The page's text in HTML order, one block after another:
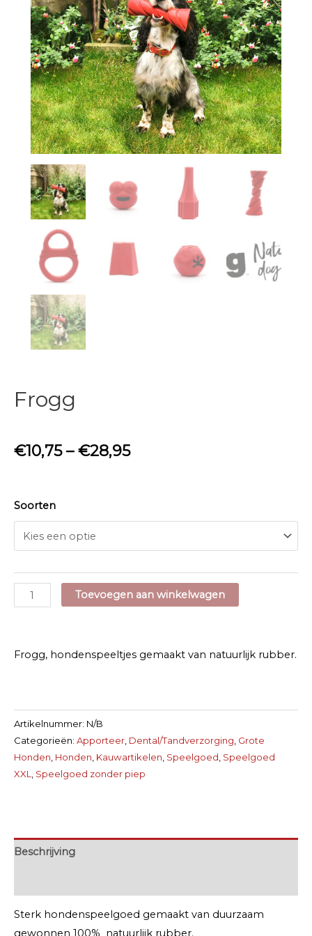
Frogg
€10,75–€28,95
Soorten
Frogg
aantal
Toevoegen aan winkelwagen
Frogg, hondenspeeltjes gemaakt van natuurlijk rubber.
Artikelnummer: N/B
Categorieën: Apporteer Dental/Tandverzorging Grote
Honden Honden Kauwartikelen Speelgoed Speelgoed
XXL
Speelgoed zonder piep
Beschrijving
Sterk hondenspeelgoed gemaakt van duurzaam
gewonnen 100% natuurlijk rubber.